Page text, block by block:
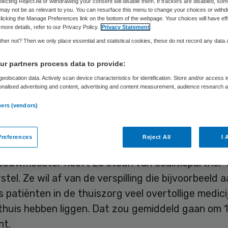
Skipr Redactie 1 december 2012,11:12
vindt dat er een landelijk meldpunt moet komen
kunnen maken van verspilling of
PvdA-Kamerlid Lea Bouwmeester gaat
daarover zaterdag in De Telegraaf.
heeft ze steun van coalitiepartner
Ze wil af van de verspilling die bijvoorbeeld
patiënten in de thuiszorg veel overtollige
hebben liggen. Dat zou gemiddeld gaan om
not be as relevant to you. You can resurface this menu to change your choices or
the Manage Preferences link on the bottom of the webpage. Your choices will have
details, refer to our Privacy Policy. Privacy Statement
not? Then we only place essential and statistical cookies, these do not record any data
partners process data to provide:
data. Actively scan device characteristics for identification. Store and/or access
advertising and content, advertising and content measurement, audience research
(vendors)
Reject All I